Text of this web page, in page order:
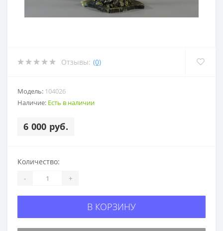
Отзывы: (0)
Модель: 104026
Наличие: Есть в наличии
6 000 руб.
Количество:
- +
В КОРЗИНУ